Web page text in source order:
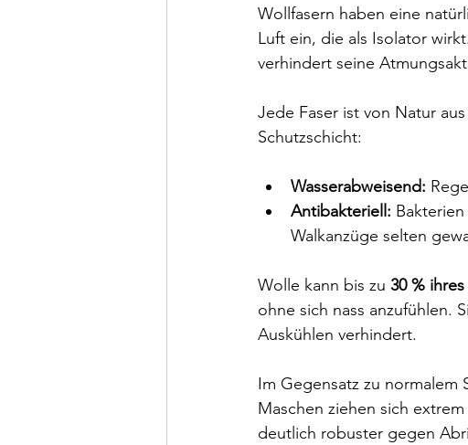
Wollfasern haben eine
Luft ein, die als Isolator
verhindert seine
Jede Faser ist von Natur
Schutzschicht:
Wasserabweisend:
Antibakteriell:
Walkanzüge selten
Wolle kann bis zu 30 %
ohne sich nass anzufühlen.
Auskühlen verhindert.
Im Gegensatz zu
Maschen ziehen sich
deutlich robuster gegen